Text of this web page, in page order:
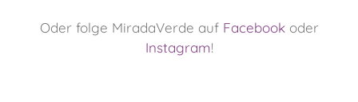
Oder folge MiradaVerde auf Facebook oder
Instagram!